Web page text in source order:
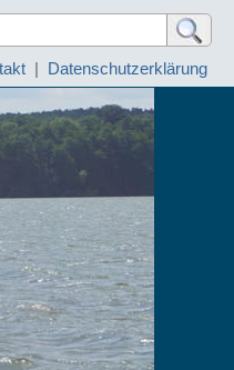
| Datenschutzerklärung